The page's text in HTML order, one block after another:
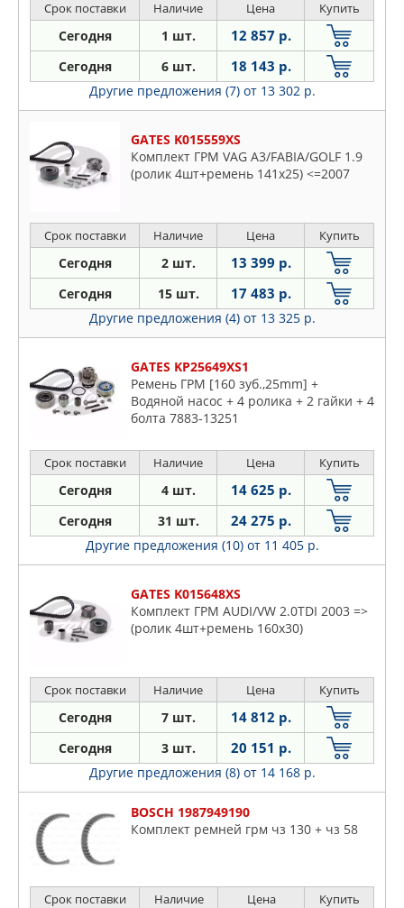
Срок поставки Наличие Цена Купить
Сегодня 1 шт. 12 857 р.
Сегодня 6 шт. 18 143 р.
Другие предложения (7) от 13 302 р.
GATES K015559XS
Комплект ГРМ VAG A3/FABIA/GOLF 1.9
(ролик 4шт+ремень 141x25) <=2007
Срок поставки Наличие Цена Купить
Сегодня 2 шт. 13 399 р.
Сегодня 15 шт. 17 483 р.
Другие предложения (4) от 13 325 р.
GATES KP25649XS1
Ремень ГРМ [160 зуб.,25mm] +
Водяной насос + 4 ролика + 2 гайки + 4
болта 7883-13251
Срок поставки Наличие Цена Купить
Сегодня 4 шт. 14 625 р.
Сегодня 31 шт. 24 275 р.
Другие предложения (10) от 11 405 р.
GATES K015648XS
Комплект ГРМ AUDI/VW 2.0TDI 2003 =>
(ролик 4шт+ремень 160x30)
Срок поставки Наличие Цена Купить
Сегодня 7 шт. 14 812 р.
Сегодня 3 шт. 20 151 р.
Другие предложения (8) от 14 168 р.
BOSCH 1987949190
Комплект ремней грм чз 130 + чз 58
Срок поставки Наличие Цена Купить